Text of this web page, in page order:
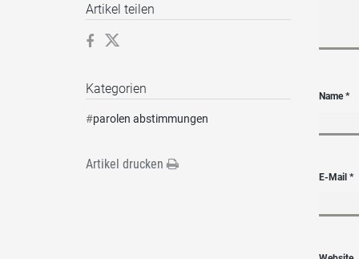
Name*
E-Mail*
Artikel teilen
Kategorien
#parolen abstimmungen
Artikel drucken